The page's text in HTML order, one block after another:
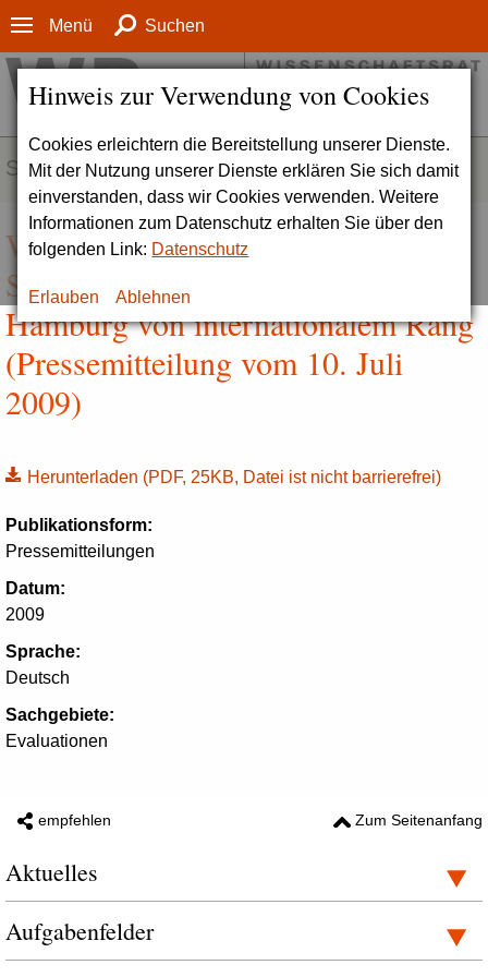
Hinweis zur Verwendung von Cookies
Cookies erleichtern die Bereitstellung unserer Dienste.
Mit der Nutzung unserer Dienste erklären Sie sich damit
einverstanden, dass wir Cookies verwenden. Weitere
Informationen zum Datenschutz erhalten Sie über den
folgenden Link: Datenschutz
Erlauben Ablehnen
Menü Suchen
SERVICE
Wissenschaftliche zoologische
Sammlungen an der Universität
Hamburg von internationalem Rang
(Pressemitteilung vom 10. Juli
2009)
Herunterladen (PDF, 25KB, Datei ist nicht barrierefrei)
Publikationsform:
Pressemitteilungen
Datum:
2009
Sprache:
Deutsch
Sachgebiete:
Evaluationen
empfehlen Zum Seitenanfang
Aktuelles
Aufgabenfelder